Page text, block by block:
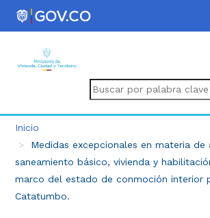
Inicio
Medidas excepcionales en materia de
saneamiento básico, vivienda y
marco del estado de conmoción interior
Catatumbo.